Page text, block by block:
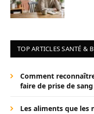
TOP ARTICLES SANTÉ &
Comment
faire de prise de sang
Les aliments que